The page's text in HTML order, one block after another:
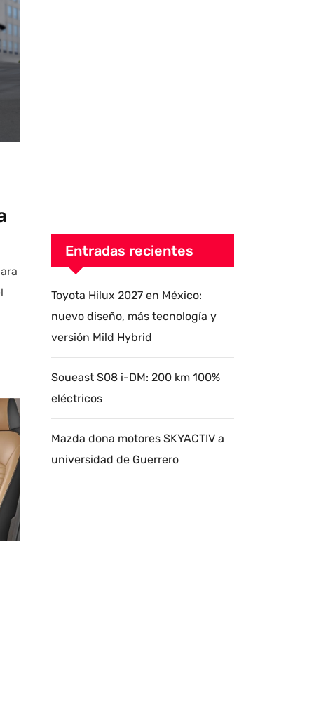
Entradas recientes
Toyota Hilux 2027 en México:
nuevo diseño, más tecnología y
versión Mild Hybrid
Soueast S08 i-DM: 200 km 100%
eléctricos
Mazda dona motores SKYACTIV a
universidad de Guerrero